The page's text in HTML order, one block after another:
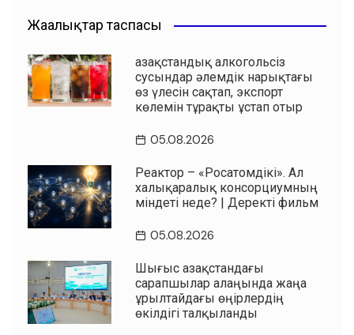
Жаңалықтар таспасы
Қазақстандық алкогольсіз
сусындар әлемдік нарықтағы
өз үлесін сақтап, экспорт
көлемін тұрақты ұстап отыр
05.08.2026
Реактор – «Росатомдікі». Ал
халықаралық консорциумның
міндеті неде? | Деректі фильм
05.08.2026
Шығыс Қазақстандағы
сарапшылар алаңында жаңа
Құрылтайдағы өңірлердің
өкілдігі талқыланды